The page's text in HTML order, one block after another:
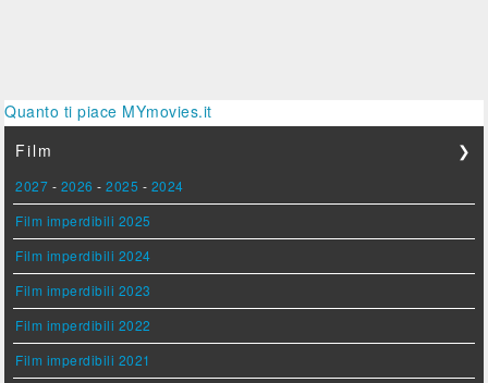
Quanto ti piace MYmovies.it
Film
❯
2027 - 2026 -2025 - 2024
Film imperdibili 2025
Film imperdibili 2024
Film imperdibili 2023
Film imperdibili 2022
Film imperdibili 2021